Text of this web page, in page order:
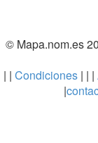
© Mapa.nom.es
| | Condiciones| | |
|